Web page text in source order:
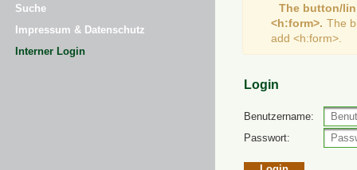
Suche
Impressum & Datenschutz
Interner Login
The button/
<h:form>. The
add <h:form>.
Login
Benutzername:
Passwort: